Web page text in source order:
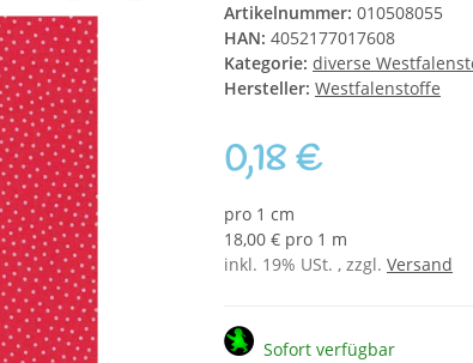
Artikelnummer: 010508055
HAN: 4052177017608
Kategorie: diverse
Hersteller: Westfalenstoffe
0,18 €
pro 1 cm
18,00 € pro 1 m
inkl. 19% USt. , zzgl. Versand
Sofort verfügbar